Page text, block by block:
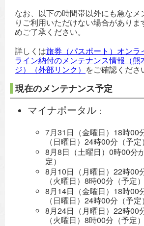
なお、以下の時間帯以外にも急なメ
りご利用いただけない場合がありま
めご了承ください。
詳しくは旅券（パスポート）オンラ
ライン納付のメンテナンス情報（熊
ジ）（外部リンク） をご確認くださ
現在のメンテナンス予定
マイナポータル ：
7月31日（金曜日）18時00
（日曜日）24時00分（予定）
8月8日（土曜日）0時00分
定）
8月10日（月曜日）22時00
（火曜日）8時00分（予定）
8月14日（金曜日）18時00
（日曜日）24時00分（予定）
8月24日（月曜日）22時00
（火曜日）8時00分（予定）